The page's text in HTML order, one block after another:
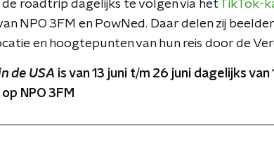
roadtrip dagelijks te volgen via het TikTok-
NPO 3FM en PowNed. Daar delen zij
en hoogtepunten van hun reis door de
de USA is van 13 juni t/m 26 juni dagelijks
NPO 3FM